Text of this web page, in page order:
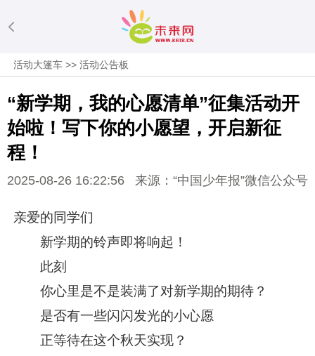
活动大篷车 >>活动公告板
“新学期，我的心愿清单”征集活动开
始啦！写下你的小愿望，开启新征
程！
2025-08-26 16:22:56 来源：“中国少年报”微信公众号
亲爱的同学们
新学期的铃声即将响起！
此刻
你心里是不是装满了对新学期的期待？
是否有一些闪闪发光的小心愿
正等待在这个秋天实现？